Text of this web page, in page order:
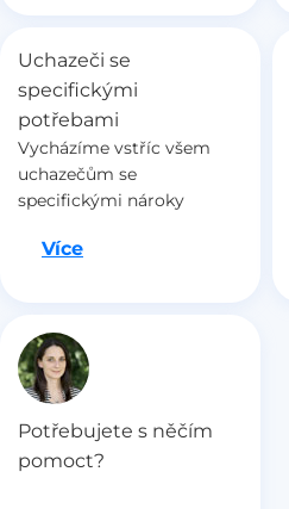
Uchazeči se
specifickými
potřebami
Vycházíme vstříc všem
uchazečům se
specifickými nároky
VíceJdeme na to
Potřebujete s něčím
pomoct?